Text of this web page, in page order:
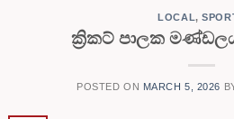
LOCAL,
ක්‍රිකට් පාලක
POSTED ON MARCH 5, 2026